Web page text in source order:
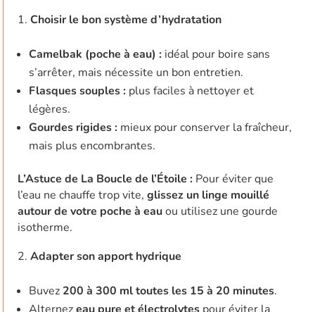
Choisir le bon système d’hydratation
Camelbak (poche à eau) : idéal pour boire sans
s’arrêter, mais nécessite un bon entretien.
Flasques souples : plus faciles à nettoyer et
légères.
Gourdes rigides : mieux pour conserver la fraîcheur,
mais plus encombrantes.
L’Astuce de La Boucle de l’Étoile : Pour éviter que
l’eau ne chauffe trop vite,glissez un linge mouillé
autour de votre poche à eauou utilisez une gourde
isotherme.
Adapter son apport hydrique
Buvez 200 à 300 ml toutes les 15 à 20 minutes.